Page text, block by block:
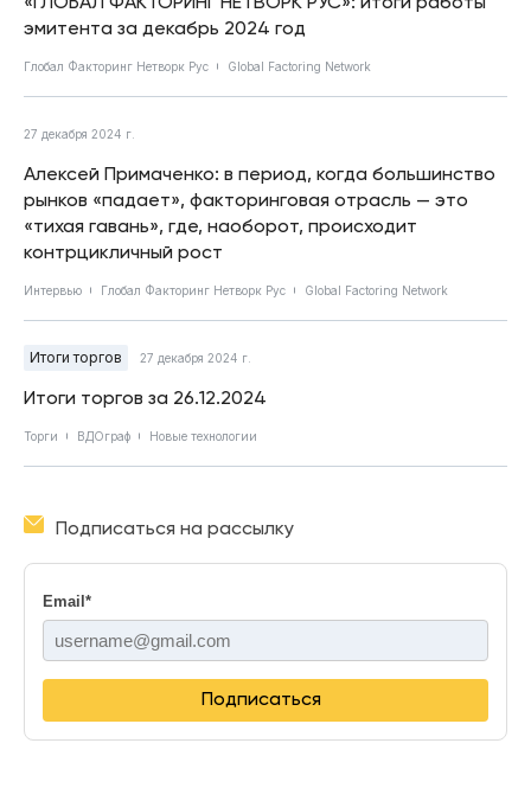
эмитента за декабрь 2024 год
Глобал Факторинг Нетворк Рус Global Factoring Network
27 декабря 2024 г.
Алексей Примаченко: в период, когда большинство
рынков «падает», факторинговая отрасль — это
«тихая гавань», где, наоборот, происходит
контрцикличный рост
Интервью Глобал Факторинг Нетворк Рус Global Factoring Network
Итоги торгов 27 декабря 2024 г.
Итоги торгов за 26.12.2024
Торги ВДОграф Новые технологии
Подписаться на рассылку
Email *
Подписаться